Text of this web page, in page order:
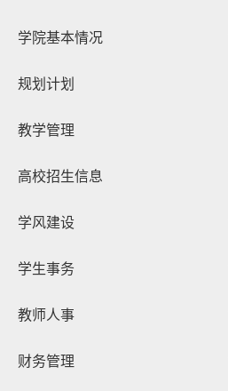
学院基本情况
规划计划
教学管理
高校招生信息
学风建设
学生事务
教师人事
财务管理